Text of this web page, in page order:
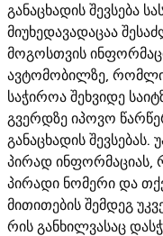
განაცხადის შევსება
მიუხედავადაცაა
მოგოსთვის
ავტომობილზე,
საჭიროა შეხვიდე
გვერდზე იპოვო
განაცხადის
პირად ინფორმაციას,
პირადი ნომერი და
მითითების შემდეგ
რის განხილვასაც